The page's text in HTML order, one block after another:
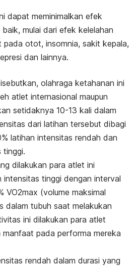
dapat meminimalkan efek
mulai dari efek kelelahan
pada otot, insomnia, sakit kepala,
dan lainnya.
olahraga ketahanan ini
atlet internasional maupun
setidaknya 10-13 kali dalam
dari latihan tersebut dibagi
latihan intensitas rendah dan
tinggi.
dilakukan para atlet ini
intensitas tinggi dengan interval
VO2max (volume maksimal
dalam tubuh saat melakukan
ini dilakukan para atlet
manfaat pada performa mereka
rendah dalam durasi yang